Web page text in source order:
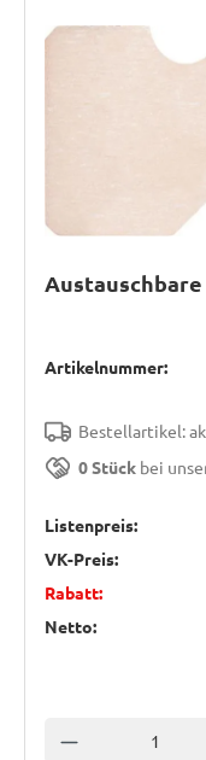
Austauschbare
Artikelnummer:
Bestellartikel:
0 Stück bei
Listenpreis:
VK-Preis:
Rabatt:
Netto:
Anzahl verringern